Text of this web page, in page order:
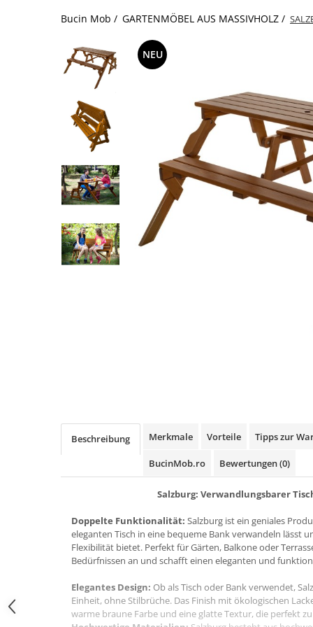
Bucin Mob / GARTENMÖBEL AUS MASSIVHOLZ /
NEU
Beschreibung Merkmale Vorteile Tipps zur
BucinMob.ro Bewertungen(0)
Salzburg: Verwandlungsbarer
Doppelte Funktionalität: Salzburg ist ein geniales
eleganten Tisch in eine bequeme Bank verwandeln lässt
Flexibilität bietet. Perfekt für Gärten, Balkone oder
Bedürfnissen an und schafft einen eleganten und
Elegantes Design: Ob als Tisch oder Bank verwendet,
Einheit, ohne Stilbrüche. Das Finish mit ökologischen
warme braune Farbe und eine glatte Textur, die perfekt